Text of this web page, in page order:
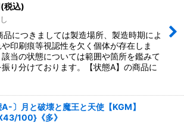
(税込)
品につきましては製造場所、製造時期によ
や印刷痕等視認性を欠く個体が存在しま
当の状態については範囲や箇所を鑑みて
り分けております。【状態A】の商品に
A-〕月と破壊と魔王と天使【KGM】
100}《多》